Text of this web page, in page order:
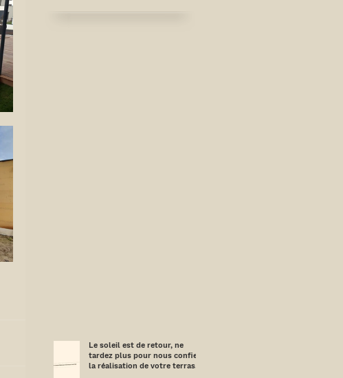
Le soleil est de retour, ne
tardez plus pour nous confier
la réalisation de votre terrasse